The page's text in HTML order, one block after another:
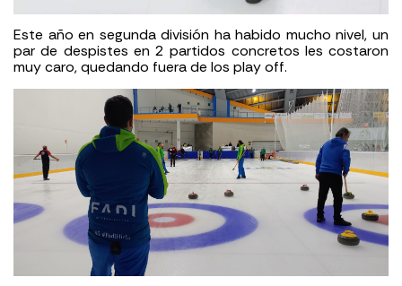
Este año en segunda división ha habido mucho nivel, un
par de despistes en 2 partidos concretos les costaron
muy caro, quedando fuera de los play off.